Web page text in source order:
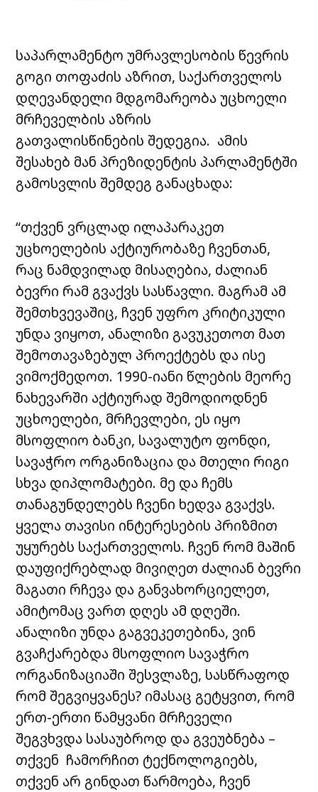
საპარლამენტო უმრავლესობის წევრის
გოგი თოფაძის აზრით, საქართველოს
დღევანდელი მდგომარეობა უცხოელი
მრჩეველბის აზრის
გათვალისწინების შედეგია. ამის
შესახებ მან პრეზიდენტის პარლამენტში
გამოსვლის შემდეგ განაცხადა:
“თქვენ ვრცლად ილაპარაკეთ
უცხოელების აქტიურობაზე ჩვენთან,
რაც ნამდვილად მისაღებია, ძალიან
ბევრი რამ გვაქვს სასწავლი. მაგრამ ამ
შემთხვევაშიც, ჩვენ უფრო კრიტიკული
უნდა ვიყოთ, ანალიზი გავუკეთოთ მათ
შემოთავაზებულ პროექტებს და ისე
ვიმოქმედოთ. 1990-იანი წლების მეორე
ნახევარში აქტიურად შემოდიოდნენ
უცხოელები, მრჩევლები, ეს იყო
მსოფლიო ბანკი, სავალუტო ფონდი,
სავაჭრო ორგანიზაცია და მთელი რიგი
სხვა დიპლომატები. მე და ჩემს
თანაგუნდელებს ჩვენი ხედვა გვაქვს.
ყველა თავისი ინტერესების პრიზმით
უყურებს საქართველოს. ჩვენ რომ მაშინ
დაუფიქრებლად მივიღეთ ძალიან ბევრი
მაგათი რჩევა და განვახორციელეთ,
ამიტომაც ვართ დღეს ამ დღეში.
ანალიზი უნდა გაგვეკეთებინა, ვინ
გვაჩქარებდა მსოფლიო სავაჭრო
ორგანიზაციაში შესვლაზე, სასწრაფოდ
რომ შეგვიყვანეს? იმასაც გეტყვით, რომ
ერთ-ერთი წამყვანი მრჩეველი
შეგვხვდა სასაუბროდ და გვეუბნება –
თქვენ ჩამორჩით ტექნოლოგიებს,
თქვენ არ გინდათ წარმოება, ჩვენ